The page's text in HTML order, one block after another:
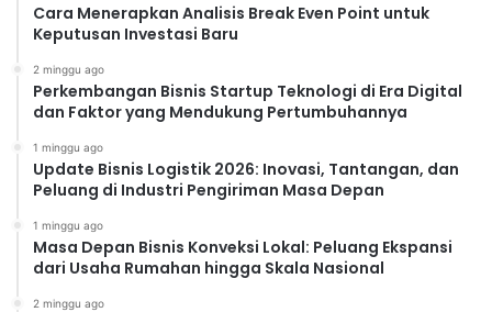
Cara Menerapkan Analisis Break Even Point untuk
Keputusan Investasi Baru
2 minggu ago
Perkembangan Bisnis Startup Teknologi di Era Digital
dan Faktor yang Mendukung Pertumbuhannya
1 minggu ago
Update Bisnis Logistik 2026: Inovasi, Tantangan, dan
Peluang di Industri Pengiriman Masa Depan
1 minggu ago
Masa Depan Bisnis Konveksi Lokal: Peluang Ekspansi
dari Usaha Rumahan hingga Skala Nasional
2 minggu ago